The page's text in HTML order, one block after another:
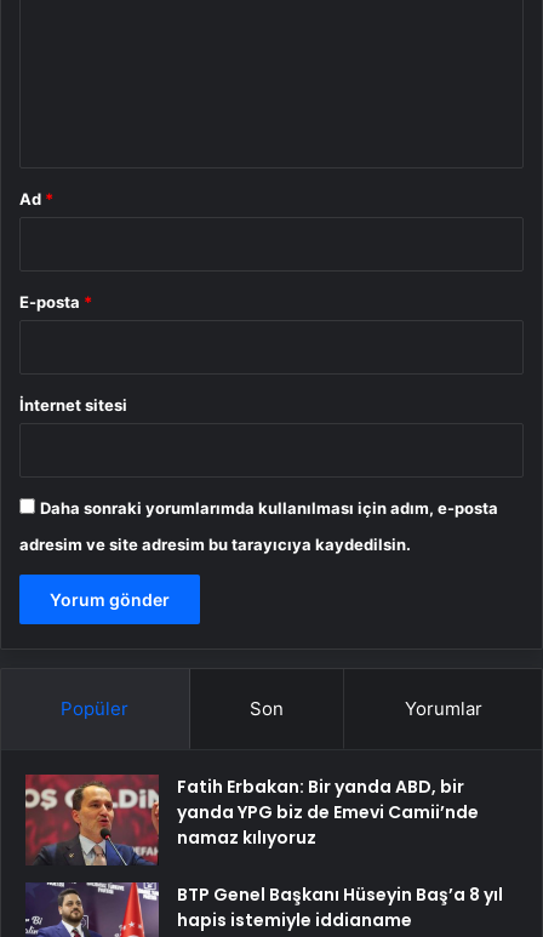
Ad *
E-posta *
İnternet sitesi
Daha sonraki yorumlarımda kullanılması için adım, e-posta
adresim ve site adresim bu tarayıcıya kaydedilsin.
Popüler Son Yorumlar
Fatih Erbakan: Bir yanda ABD, bir
yanda YPG biz de Emevi Camii’nde
namaz kılıyoruz
BTP Genel Başkanı Hüseyin Baş’a 8 yıl
hapis istemiyle iddianame